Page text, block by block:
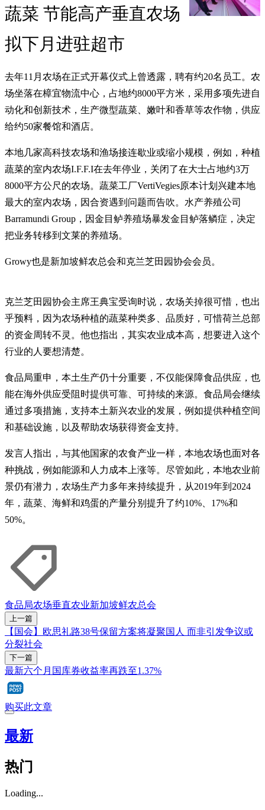
蔬菜 节能高产垂直农场
拟下月进驻超市
去年11月农场在正式开幕仪式上曾透露，聘有约20名员工。农
场坐落在樟宜物流中心，占地约8000平方米，采用多项先进自
动化和创新技术，生产微型蔬菜、嫩叶和香草等农作物，供应
给约50家餐馆和酒店。
本地几家高科技农场和渔场接连歇业或缩小规模，例如，种植
蔬菜的室内农场I.F.F.I在去年停业，关闭了在大士占地约3万
8000平方公尺的农场。蔬菜工厂VertiVegies原本计划兴建本地
最大的室内农场，因合资遇到问题而告吹。水产养殖公司
Barramundi Group，因金目鲈养殖场暴发金目鲈落鳞症，决定
把业务转移到文莱的养殖场。
Growy也是新加坡鲜农总会和克兰芝田园协会会员。
克兰芝田园协会主席王典宝受询时说，农场关掉很可惜，也出
乎预料，因为农场种植的蔬菜种类多、品质好，可惜荷兰总部
的资金周转不灵。他也指出，其实农业成本高，想要进入这个
行业的人要想清楚。
食品局重申，本土生产仍十分重要，不仅能保障食品供应，也
能在海外供应受阻时提供可靠、可持续的来源。食品局会继续
通过多项措施，支持本土新兴农业的发展，例如提供种植空间
和基础设施，以及帮助农场获得资金支持。
发言人指出，与其他国家的农食产业一样，本地农场也面对各
种挑战，例如能源和人力成本上涨等。尽管如此，本地农业前
景仍有潜力，农场生产力多年来持续提升，从2019年到2024
年，蔬菜、海鲜和鸡蛋的产量分别提升了约10%、17%和
50%。
食品局农场垂直农业新加坡鲜农总会
上一篇
【国会】欧思礼路38号保留方案将凝聚国人 而非引发争议或
分裂社会
下一篇
最新六个月国库券收益率再跌至1.37%
购买此文章
最新
热门
Loading...